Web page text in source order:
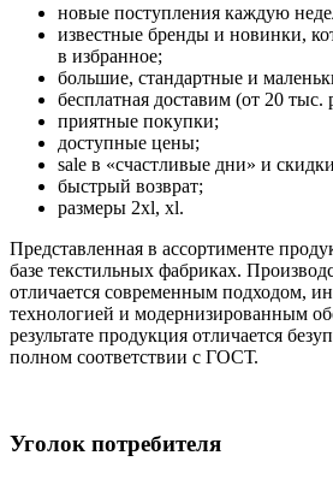
новые поступления каждую
известные бренды и новинки,
в избранное;
большие, стандартные и
бесплатная доставим (от 20 тыс.
приятные покупки;
доступные цены;
sale в «счастливые дни» и
быстрый возврат;
размеры 2xl, xl.
Представленная в ассортименте
базе текстильных фабриках.
отличается современным подходом,
технологией и модернизированным
результате продукция отличается
полном соответствии с ГОСТ.
Уголок потребителя